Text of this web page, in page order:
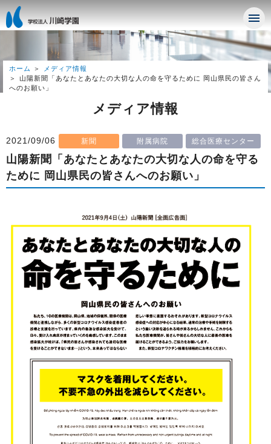
ホーム
メディア情報
山陽新聞「あなたとあなたの大切な人の命を守るために 岡山県民の皆さん
へのお願い」
メディア情報
2021/09/06 新聞 附属病院 総合医療センター
山陽新聞「あなたとあなたの大切な人の命を守る
ために 岡山県民の皆さんへのお願い」